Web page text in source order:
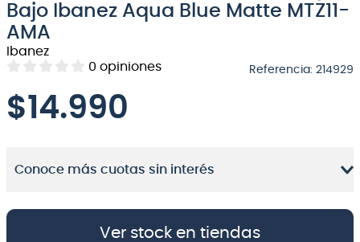
Bajo Ibanez Aqua Blue Matte MTZ11-
AMA
Ibanez
0 opiniones Referencia: 214929
$14.990
Conoce más cuotas sin interés
Ver stock en tiendas
7
teclado
8.
bateria
micrófono
10. violin